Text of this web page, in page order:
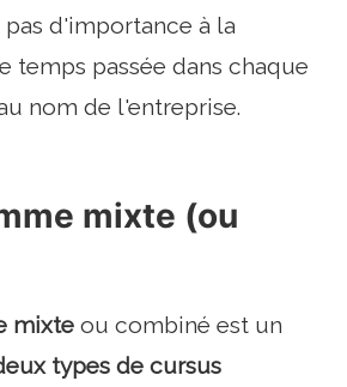
d'importance à la
temps passée dans chaque
nom de l'entreprise.
mixte (ou
mixte ou combiné est un
types de cursus